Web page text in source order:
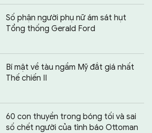
Số phận người phụ nữ ám sát hụt
Tổng thống Gerald Ford
Bí mật về tàu ngầm Mỹ đắt giá nhất
Thế chiến II
60 con thuyền trong bóng tối và sai
số chết người của tình báo Ottoman